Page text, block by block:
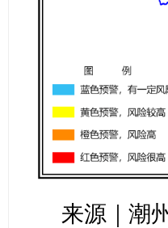
来源｜潮